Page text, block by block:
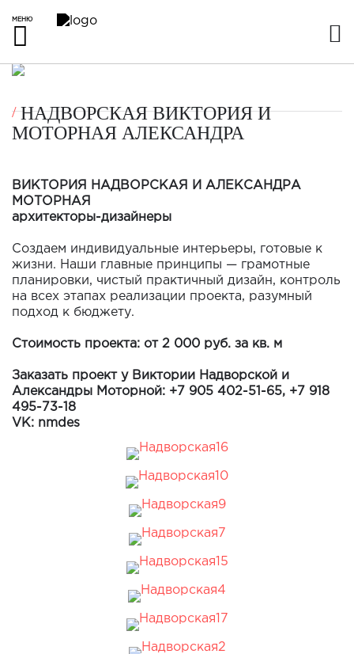
МЕНЮ
НАДВОРСКАЯ ВИКТОРИЯ И
МОТОРНАЯ АЛЕКСАНДРА
ВИКТОРИЯ НАДВОРСКАЯ И АЛЕКСАНДРА
МОТОРНАЯ
архитекторы-дизайнеры
Создаем индивидуальные интерьеры, готовые к
жизни. Наши главные принципы — грамотные
планировки, чистый практичный дизайн, контроль
на всех этапах реализации проекта, разумный
подход к бюджету.
Стоимость проекта: от 2 000 руб. за кв. м
Заказать проект у Виктории Надворской и
Александры Моторной: +7 905 402-51-65, +7 918
495-73-18
VK: nmdes